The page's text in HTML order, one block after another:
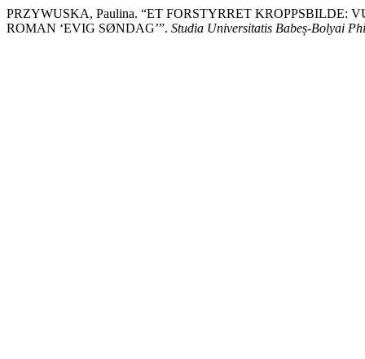
PRZYWUSKA, Paulina. “ET FORSTYRRET KROPPSBILDE:
ROMAN ‘EVIG SØNDAG’”. Studia Universitatis Babeș-Bolyai